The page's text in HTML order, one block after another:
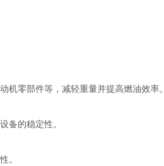
零部件等，减轻重量并提高燃油效率。
备的稳定性。
。